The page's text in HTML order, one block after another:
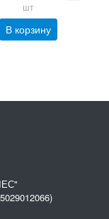
шт
В корзину